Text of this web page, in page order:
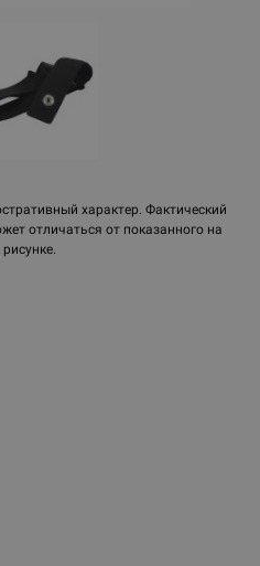
характер. Фактический
отличаться от показанного на
рисунке.